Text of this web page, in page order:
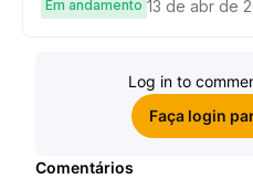
Em andamento 13 de abr de
Log in to
Faça login
Comentários